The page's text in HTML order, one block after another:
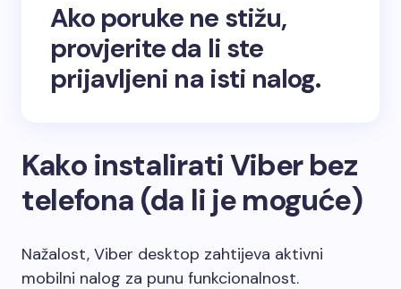
Ako poruke ne stižu,
provjerite da li ste
prijavljeni na isti nalog.
Kako instalirati Viber bez
telefona (da li je moguće)
Nažalost, Viber desktop zahtijeva aktivni
mobilni nalog za punu funkcionalnost.